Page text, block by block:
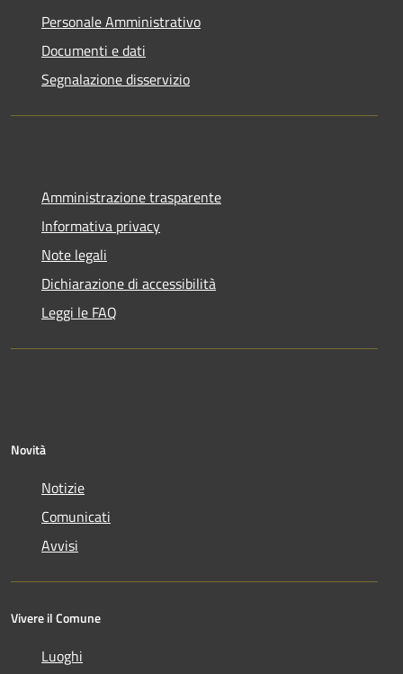
Personale Amministrativo
Documenti e dati
Segnalazione disservizio
Amministrazione trasparente
Informativa privacy
Note legali
Dichiarazione di accessibilità
Leggi le FAQ
Novità
Notizie
Comunicati
Avvisi
Vivere il Comune
Luoghi